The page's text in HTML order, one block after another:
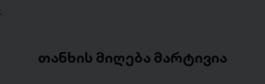
;
თანხის მიღება მარტივია